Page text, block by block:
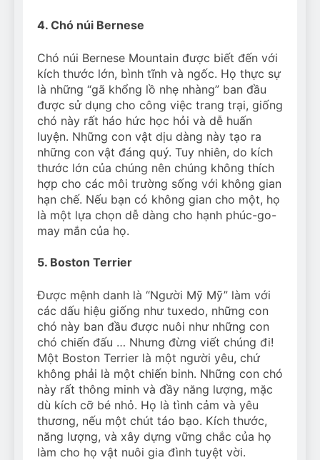
4. Chó núi Bernese
Chó núi Bernese Mountain được biết đến với
kích thước lớn, bình tĩnh và ngốc. Họ thực sự
là những “gã khổng lồ nhẹ nhàng” ban đầu
được sử dụng cho công việc trang trại, giống
chó này rất háo hức học hỏi và dễ huấn
luyện. Những con vật dịu dàng này tạo ra
những con vật đáng quý. Tuy nhiên, do kích
thước lớn của chúng nên chúng không thích
hợp cho các môi trường sống với không gian
hạn chế. Nếu bạn có không gian cho một, họ
là một lựa chọn dễ dàng cho hạnh phúc-go-
may mắn của họ.
5. Boston Terrier
Được mệnh danh là “Người Mỹ Mỹ” làm với
các dấu hiệu giống như tuxedo, những con
chó này ban đầu được nuôi như những con
chó chiến đấu … Nhưng đừng viết chúng đi!
Một Boston Terrier là một người yêu, chứ
không phải là một chiến binh. Những con chó
này rất thông minh và đầy năng lượng, mặc
dù kích cỡ bé nhỏ. Họ là tình cảm và yêu
thương, nếu một chút táo bạo. Kích thước,
năng lượng, và xây dựng vững chắc của họ
làm cho họ vật nuôi gia đình tuyệt vời.